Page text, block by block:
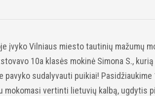
įvyko Vilniaus miesto tautinių mažumų
10a klasės mokinė Simona S.,
sudalyvauti puikiai! Pasidžiaukime
mokomasi vertinti lietuvių kalbą, ugdytis